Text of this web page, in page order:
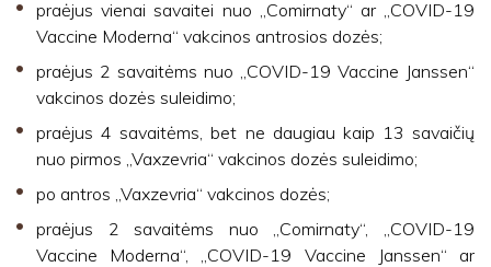
praėjus vienai savaitei nuo „Comirnaty“ ar „COVID-19
Vaccine Moderna“ vakcinos antrosios dozės;
praėjus 2 savaitėms nuo „COVID-19 Vaccine Janssen“
vakcinos dozės suleidimo;
praėjus 4 savaitėms, bet ne daugiau kaip 13 savaičių
nuo pirmos „Vaxzevria“ vakcinos dozės suleidimo;
po antros „Vaxzevria“ vakcinos dozės;
praėjus 2 savaitėms nuo „Comirnaty“, „COVID-19
Vaccine Moderna“, „COVID-19 Vaccine Janssen“ ar